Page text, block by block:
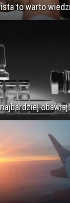
to warto